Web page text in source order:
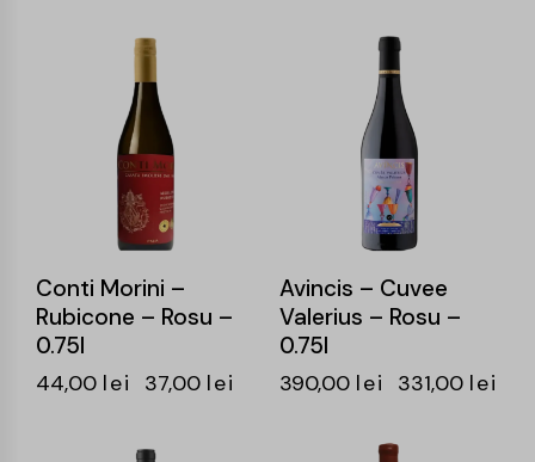
Conti Morini –
Rubicone – Rosu –
0.75l
44,00 lei 37,00 lei
Avincis – Cuvee
Valerius – Rosu –
0.75l
390,00 lei 331,00 lei